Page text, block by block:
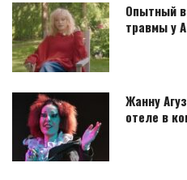
Опытный
травмы у
Жанну
отеле в